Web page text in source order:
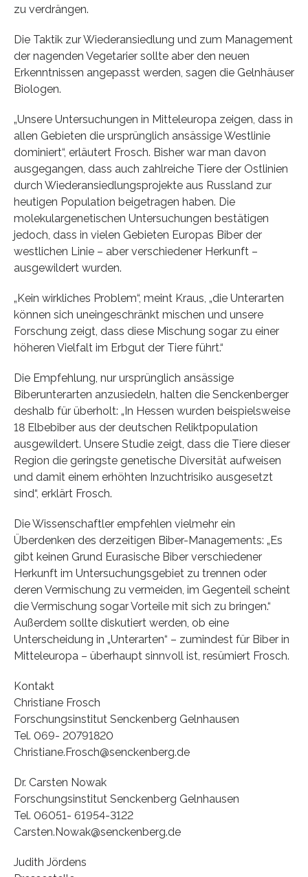
zu verdrängen.
Die Taktik zur Wiederansiedlung und zum Management
der nagenden Vegetarier sollte aber den neuen
Erkenntnissen angepasst werden, sagen die Gelnhäuser
Biologen.
„Unsere Untersuchungen in Mitteleuropa zeigen, dass in
allen Gebieten die ursprünglich ansässige Westlinie
dominiert“, erläutert Frosch. Bisher war man davon
ausgegangen, dass auch zahlreiche Tiere der Ostlinien
durch Wiederansiedlungsprojekte aus Russland zur
heutigen Population beigetragen haben. Die
molekulargenetischen Untersuchungen bestätigen
jedoch, dass in vielen Gebieten Europas Biber der
westlichen Linie – aber verschiedener Herkunft –
ausgewildert wurden.
„Kein wirkliches Problem“, meint Kraus, „die Unterarten
können sich uneingeschränkt mischen und unsere
Forschung zeigt, dass diese Mischung sogar zu einer
höheren Vielfalt im Erbgut der Tiere führt.“
Die Empfehlung, nur ursprünglich ansässige
Biberunterarten anzusiedeln, halten die Senckenberger
deshalb für überholt: „In Hessen wurden beispielsweise
18 Elbebiber aus der deutschen Reliktpopulation
ausgewildert. Unsere Studie zeigt, dass die Tiere dieser
Region die geringste genetische Diversität aufweisen
und damit einem erhöhten Inzuchtrisiko ausgesetzt
sind“, erklärt Frosch.
Die Wissenschaftler empfehlen vielmehr ein
Überdenken des derzeitigen Biber-Managements: „Es
gibt keinen Grund Eurasische Biber verschiedener
Herkunft im Untersuchungsgebiet zu trennen oder
deren Vermischung zu vermeiden, im Gegenteil scheint
die Vermischung sogar Vorteile mit sich zu bringen.“
Außerdem sollte diskutiert werden, ob eine
Unterscheidung in „Unterarten“ – zumindest für Biber in
Mitteleuropa – überhaupt sinnvoll ist, resümiert Frosch.
Kontakt
Christiane Frosch
Forschungsinstitut Senckenberg Gelnhausen
Tel. 069- 20791820
Christiane.Frosch@senckenberg.de
Dr. Carsten Nowak
Forschungsinstitut Senckenberg Gelnhausen
Tel. 06051- 61954-3122
Carsten.Nowak@senckenberg.de
Judith Jördens